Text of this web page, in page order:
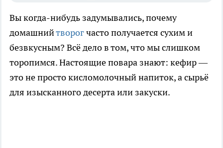
Вы когда-нибудь задумывались, почему
домашнийтворогчасто получается сухим и
безвкусным? Всё дело в том, что мы слишком
торопимся. Настоящие повара знают: кефир —
это не просто кисломолочный напиток, а сырьё
для изысканного десерта или закуски.